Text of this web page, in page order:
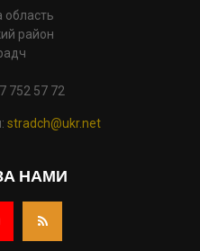
область
район
752 57 72
stradch@ukr.net
НАМИ